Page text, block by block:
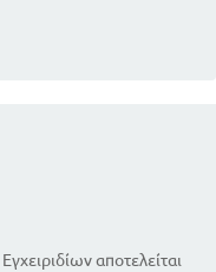
αποτελείται